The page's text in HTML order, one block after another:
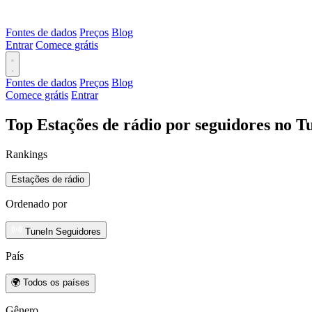
Fontes de dados Preços Blog
Entrar Comece grátis
Fontes de dados Preços Blog
Comece grátis Entrar
Top Estações de rádio por seguidores no
Rankings
Estações de rádio
Ordenado por
TuneIn Seguidores
País
🌍 Todos os países